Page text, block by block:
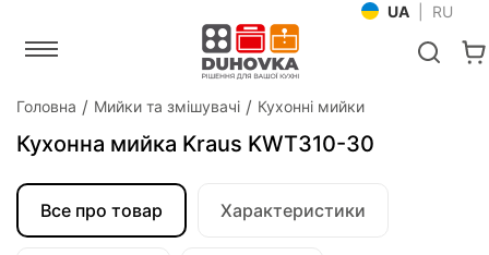
UA RU
Головна Мийки та змішувачі Кухонні мийки
Кухонна мийка Kraus KWT310-30
Все про товар Характеристики